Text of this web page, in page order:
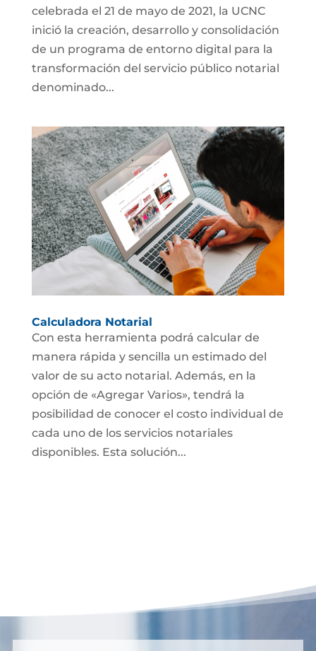
celebrada el 21 de mayo de 2021, la UCNC
inició la creación, desarrollo y consolidación
de un programa de entorno digital para la
transformación del servicio público notarial
denominado...
Calculadora Notarial
Con esta herramienta podrá calcular de
manera rápida y sencilla un estimado del
valor de su acto notarial. Además, en la
opción de «Agregar Varios», tendrá la
posibilidad de conocer el costo individual de
cada uno de los servicios notariales
disponibles. Esta solución...